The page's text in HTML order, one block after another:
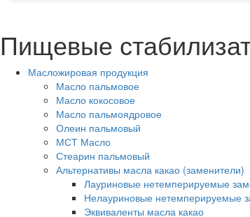
Пищевые
Масложировая продукция
Масло пальмовое
Масло кокосовое
Масло пальмоядровое
Олеин пальмовый
МСТ Масло
Стеарин пальмовый
Альтернативы масла какао (заменители)
Лауриновые нетемперируемые
Нелауриновые нетемперируемые
Эквиваленты масла какао